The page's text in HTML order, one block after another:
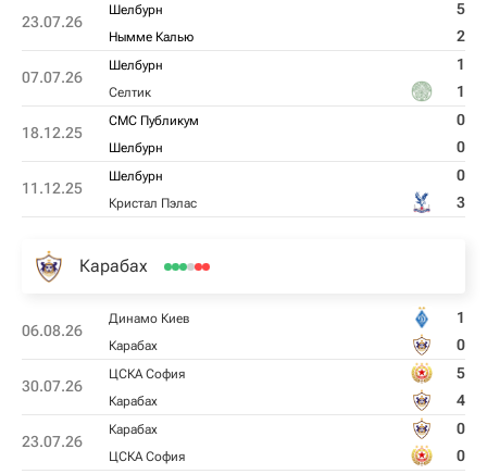
23.07.26
Шелбурн 5
Нымме Калью 2
07.07.26
Шелбурн 1
Селтик 1
18.12.25
СМС Публикум 0
Шелбурн 0
11.12.25
Шелбурн 0
Кристал Пэлас 3
Карабах
06.08.26
Динамо Киев 1
Карабах 0
30.07.26
ЦСКА София 5
Карабах 4
23.07.26
Карабах 0
ЦСКА София 0